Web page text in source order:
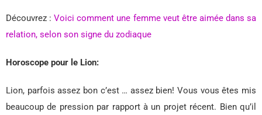
Découvrez :Voici comment une femme veut être aimée dans sa
relation, selon son signe du zodiaque
Horoscope pour le Lion:
Lion, parfois assez bon c’est … assez bien! Vous vous êtes mis
beaucoup de pression par rapport à un projet récent. Bien qu’il